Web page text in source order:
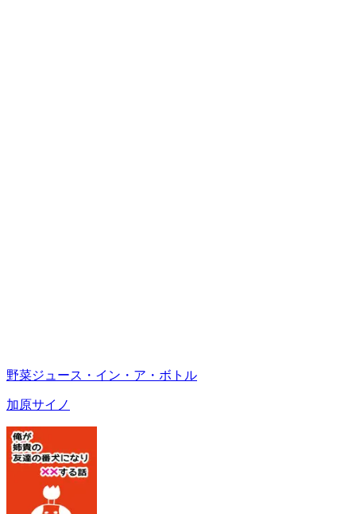
野菜ジュース・イン・ア・ボトル
加原サイノ